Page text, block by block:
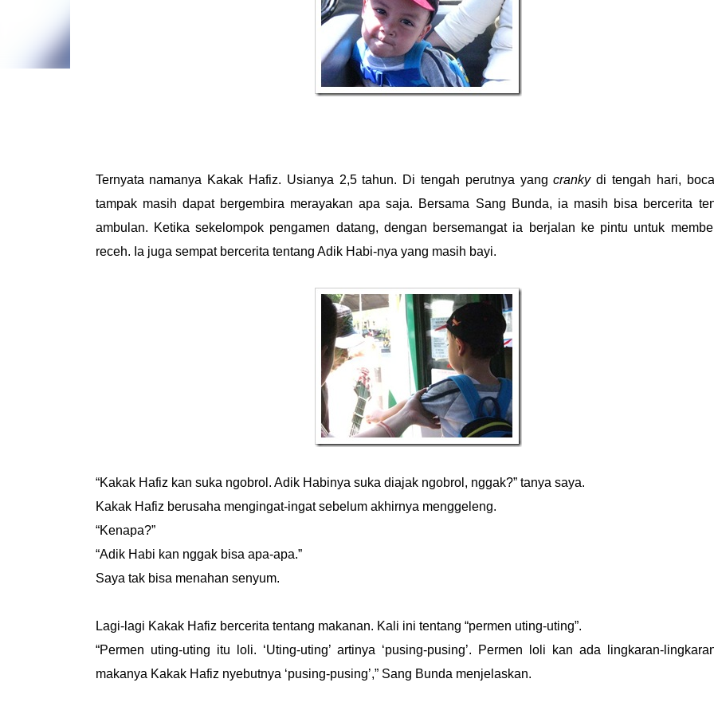
Ternyata namanya Kakak Hafiz. Usianya 2,5 tahun. Di tengah perutnya yangcrankydi tengah hari,
tampak masih dapat bergembira merayakan apa saja. Bersama Sang Bunda, ia masih bisa bercerita
ambulan. Ketika sekelompok pengamen datang, dengan bersemangat ia berjalan ke pintu untuk
receh. Ia juga sempat bercerita tentang Adik Habi-nya yang masih bayi.
“Kakak Hafiz kan suka ngobrol. Adik Habinya suka diajak ngobrol, nggak?” tanya saya.
Kakak Hafiz berusaha mengingat-ingat sebelum akhirnya menggeleng.
“Kenapa?”
“Adik Habi kan nggak bisa apa-apa.”
Saya tak bisa menahan senyum.
Lagi-lagi Kakak Hafiz bercerita tentang makanan. Kali ini tentang “permen uting-uting”.
“Permen uting-uting itu loli. ‘Uting-uting’ artinya ‘pusing-pusing’. Permen loli kan ada lingkaran-
makanya Kakak Hafiz nyebutnya ‘pusing-pusing’,” Sang Bunda menjelaskan.